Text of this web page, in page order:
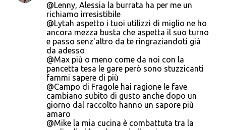
@Lenny, Alessia la burrata ha per me un
richiamo irresistibile
@Lytah aspetto i tuoi utilizzi di miglio ne ho
ancora mezza busta che aspetta il suo turno
e passo senz'altro da te ringraziandoti già
da adesso
@Max più o meno come da noi con la
pancetta tesa le gare però sono stuzzicanti
fammi sapere di più
@Campo di Fragole hai ragione le fave
cambiano subito di gusto anche dopo un
giorno dal raccolto hanno un sapore più
amaro
@Mike la mia cucina è combattuta tra la